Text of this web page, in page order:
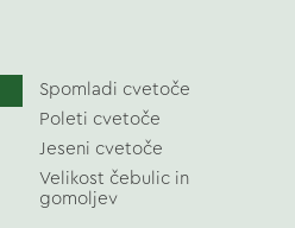
Spomladi cvetoče
Poleti cvetoče
Jeseni cvetoče
Velikost čebulic in
gomoljev